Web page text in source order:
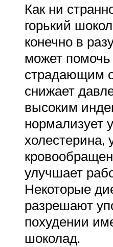
Как ни
горький
конечно в
может
страдающим
снижает
высоким
нормализует
холестерина,
улучшает
Некоторые
разрешают
похудении
шоколад.